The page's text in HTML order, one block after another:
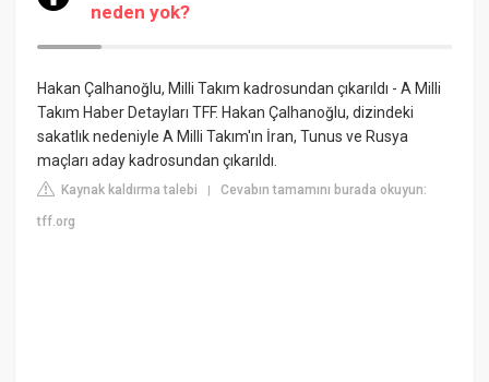
neden yok?
Hakan Çalhanoğlu, Milli Takım kadrosundan çıkarıldı - A Milli
Takım Haber Detayları TFF. Hakan Çalhanoğlu, dizindeki
sakatlık nedeniyle A Milli Takım'ın İran, Tunus ve Rusya
maçları aday kadrosundan çıkarıldı.
Kaynak kaldırma talebi |Cevabın tamamını burada okuyun:
tff.org